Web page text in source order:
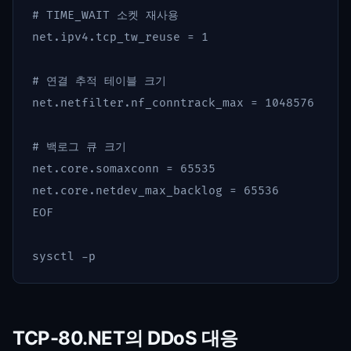
# TIME_WAIT 소켓 재사용
net.ipv4.tcp_tw_reuse = 1
# 연결 추적 테이블 크기
net.netfilter.nf_conntrack_max = 1048576
# 백로그 큐 크기
net.core.somaxconn = 65535
EOF
sysctl -p
TCP-80.NET의 DDoS 대응